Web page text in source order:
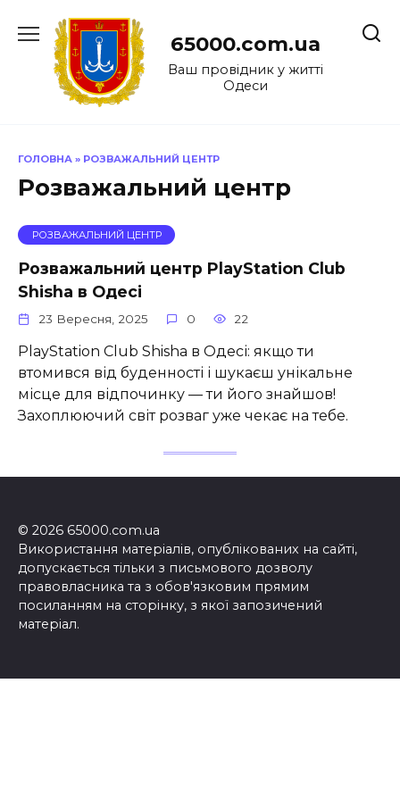
до
65000.com.ua
Ваш провідник у житті
Одеси
ГОЛОВНА » РОЗВАЖАЛЬНИЙ ЦЕНТР
Розважальний центр
РОЗВАЖАЛЬНИЙ ЦЕНТР
Розважальний центр PlayStation Club
Shisha в Одесі
23 Вересня, 2025 0 22
PlayStation Club Shisha в Одесі: якщо ти
втомився від буденності і шукаєш унікальне
місце для відпочинку — ти його знайшов!
Захоплюючий світ розваг уже чекає на тебе.
© 2026 65000.com.ua
Використання матеріалів, опублікованих на сайті,
допускається тільки з письмового дозволу
правовласника та з обов'язковим прямим
посиланням на сторінку, з якої запозичений
матеріал.